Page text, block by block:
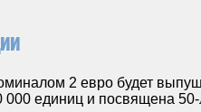
2 евро будет
000 единиц и посвящена